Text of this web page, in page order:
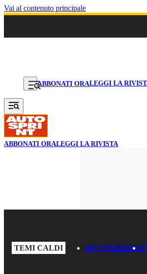
Vai al contenuto principale
ABBONATI ORALEGGI LA
ABBONATI ORALEGGI LA RIVISTA
TEMI CALDI GP UNGHERIA